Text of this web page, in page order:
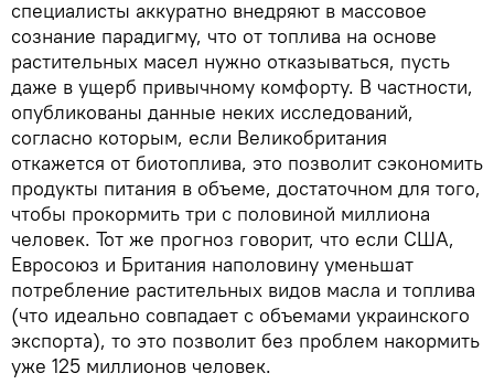
специалисты аккуратно внедряют в массовое
сознание парадигму, что от топлива на основе
растительных масел нужно отказываться, пусть
даже в ущерб привычному комфорту. В частности,
опубликованы данные неких исследований,
согласно которым, если Великобритания
откажется от биотоплива, это позволит сэкономить
продукты питания в объеме, достаточном для того,
чтобы прокормить три с половиной миллиона
человек. Тот же прогноз говорит, что если США,
Евросоюз и Британия наполовину уменьшат
потребление растительных видов масла и топлива
(что идеально совпадает с объемами украинского
экспорта), то это позволит без проблем накормить
уже 125 миллионов человек.